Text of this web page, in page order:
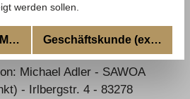
(haftungsbeschränkt) -
- Deutschland -
Michael Adler - SAWOA
- Irlbergstr. 4 - 83278
werden sollen.
Geschäftskunde (excl.